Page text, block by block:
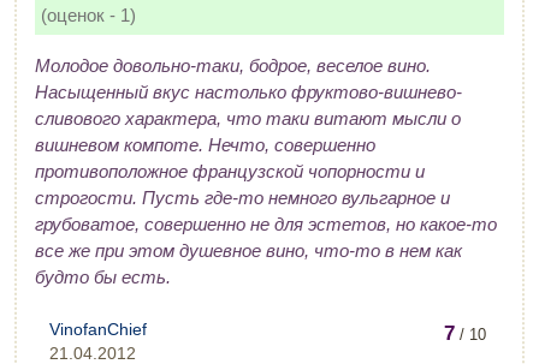
(оценок - 1)
Молодое довольно-таки, бодрое, веселое вино.
Насыщенный вкус настолько фруктово-вишнево-
сливового характера, что таки витают мысли о
вишневом компоте. Нечто, совершенно
противоположное французской чопорности и
строгости. Пусть где-то немного вульгарное и
грубоватое, совершенно не для эстетов, но какое-то
все же при этом душевное вино, что-то в нем как
будто бы есть.
7 / 10
VinofanChief
21.04.2012